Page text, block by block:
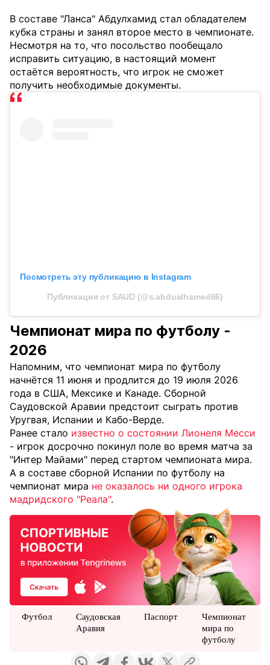
В составе "Ланса" Абдулхамид стал обладателем
кубка страны и занял второе место в чемпионате.
Несмотря на то, что посольство пообещало
исправить ситуацию, в настоящий момент
остаётся вероятность, что игрок не сможет
получить необходимые документы.
Посмотреть эту публикацию в Instagram
Публикация от SAUD (@s.abdualhamed66)
Чемпионат мира по футболу -
2026
Напомним, что чемпионат мира по футболу
начнётся 11 июня и продлится до 19 июля 2026
года в США, Мексике и Канаде. Сборной
Саудовской Аравии предстоит сыграть против
Уругвая, Испании и Кабо-Верде.
Ранее стало известно о состоянии Лионеля Месси
- игрок досрочно покинул поле во время матча за
"Интер Майами" перед стартом чемпионата мира.
А в составе сборной Испании по футболу на
чемпионат мира не оказалось ни одного игрока
мадридского "Реала".
Футбол
Саудовская
Аравия
Паспорт
Чемпионат
мира по
футболу